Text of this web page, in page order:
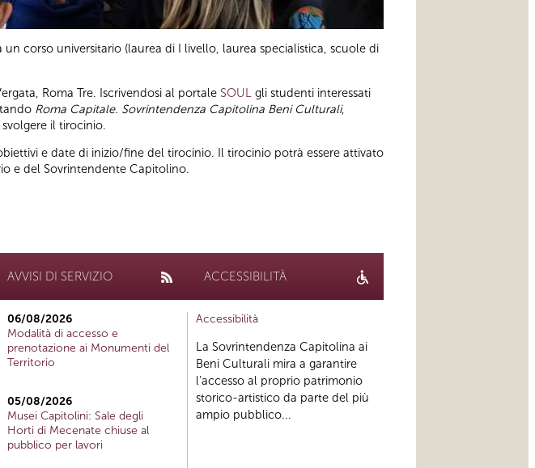
corso universitario (laurea di I livello, laurea specialistica, scuole di
Roma Tre. Iscrivendosi al portale SOUL gli studenti interessati
Roma Capitale. Sovrintendenza Capitolina Beni Culturali,
il tirocinio.
e date di inizio/fine del tirocinio. Il tirocinio potrà essere attivato
e del Sovrintendente Capitolino.
AVVISI DI SERVIZIO
06/08/2026
Modalità di accesso e
prenotazione ai Monumenti del
Territorio
05/08/2026
Musei Capitolini: Sale degli
Horti di Mecenate chiuse al
pubblico per lavori
ACCESSIBILITÀ
Accessibilità
La Sovrintendenza Capitolina ai
Beni Culturali mira a garantire
l’accesso al proprio patrimonio
storico-artistico da parte del più
ampio pubblico...